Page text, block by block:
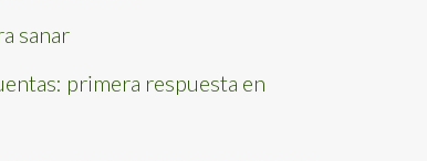
sanar
primera respuesta en